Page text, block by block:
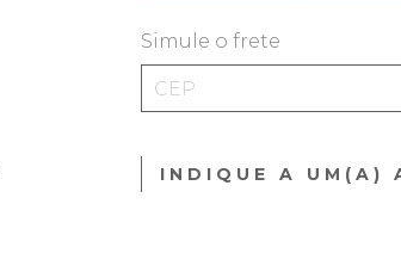
Simule o frete
INDIQUE A UM(A)